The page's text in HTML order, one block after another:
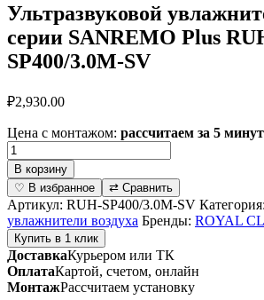
Ультразвуковой
серии SANREMO Plus
SP400/3.0M-SV
₽2,930.00
Цена с монтажом: рассчитаем за 5 минут
Количество
товара
Ультразвуковой
увлажнитель
воздуха
серии
SANREMO
Plus
RUH-
SP400/3.0M-
В корзину
♡ В избранное
⇄ Сравнить
Артикул: RUH-SP400/3.0M-SV Категория:
увлажнители воздуха Бренды: ROYAL
Купить в 1 клик
ДоставкаКурьером или ТК
ОплатаКартой, счетом, онлайн
МонтажРассчитаем установку